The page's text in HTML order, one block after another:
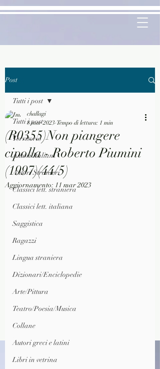
Post
Tutti i post
Territorio
Autori Italiani
Autori Stranieri
Classici lett. straniera
Classici lett. italiana
Saggistica
Ragazzi
Lingua straniera
Dizionari/Enciclopedie
Arte/Pittura
Teatro/Poesia/Musica
Collane
Autori greci e latini
Libri in vetrina
Tutti i post
(R0355)Non piangere
cipolla - Roberto Piumini
(1997)(44/5)
challagi
8 mar 2023 Tempo di lettura: 1 min
Aggiornamento: 11 mar 2023